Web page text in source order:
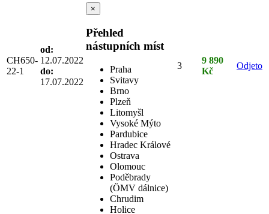
CH650-
22-1
od:
12.07.2022
do:
17.07.2022
×
Přehled
nástupních míst
Praha
Svitavy
Brno
Plzeň
Litomyšl
Vysoké Mýto
Pardubice
Hradec Králové
Ostrava
Olomouc
Poděbrady
(ÖMV dálnice)
Chrudim
Holice
3
9 890
Kč
Odjeto